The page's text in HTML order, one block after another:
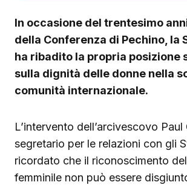
In occasione del trentesimo
della Conferenza di Pechino, la
ha ribadito la propria posizione
sulla dignità delle donne nella
comunità internazionale.
L’intervento dell’arcivescovo Paul
segretario per le relazioni con gli
ricordato che il riconoscimento
femminile non può essere